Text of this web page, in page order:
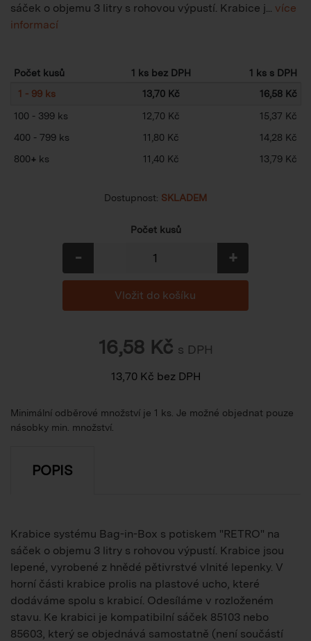
sáček o objemu 3 litry s rohovou výpustí. Krabice j... více
informací
Počet kusů 1 ks bez DPH
1 ks s DPH
1 - 99 ks
13,70 Kč
16,58 Kč
100 - 399 ks
12,70 Kč
15,37 Kč
400 - 799 ks
11,80 Kč
14,28 Kč
800+ ks 11,40 Kč 13,79 Kč
Dostupnost: SKLADEM
Počet kusů
- +
16,58Kč s DPH
13,70Kč bez DPH
Minimální odběrové množství je 1 ks. Je možné objednat pouze
násobky min. množství.
POPIS
Krabice systému Bag-in-Box s potiskem "RETRO" na
sáček o objemu 3 litry s rohovou výpustí. Krabice jsou
lepené, vyrobené z hnědé pětivrstvé vlnité lepenky. V
horní části krabice prolis na plastové ucho, které
dodáváme spolu s krabicí. Odesíláme v rozloženém
stavu. Ke krabici je kompatibilní sáček 85103 nebo
85603, který se objednává samostatně (není součástí